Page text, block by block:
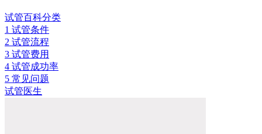
试管百科分类
1 试管条件
2 试管流程
3 试管费用
4 试管成功率
5 常见问题
试管医生